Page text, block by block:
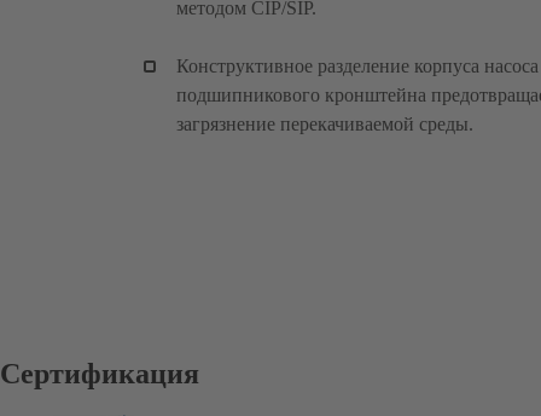
методом CIP/SIP.
Конструктивное разделение корпуса
подшипникового кронштейна
загрязнение перекачиваемой среды.
Сертификация